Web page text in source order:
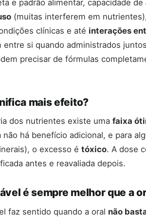
e padrão alimentar, capacidade de
(muitas interferem em
clínicas e até interações
entre si quando administrados
precisar de fórmulas
mais efeito?
dos nutrientes existe uma faixa
não há benefício adicional, e para
o excesso é tóxico. A dose
antes e reavaliada depois.
é sempre melhor que a
faz sentido quando a oral não